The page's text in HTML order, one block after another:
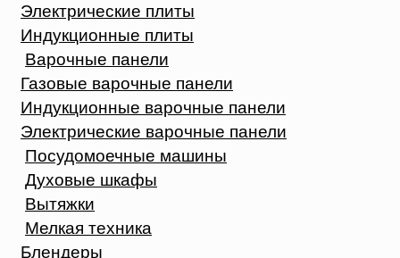
Электрические плиты
Индукционные плиты
Варочные панели
Газовые варочные панели
Индукционные варочные панели
Электрические варочные панели
Посудомоечные машины
Духовые шкафы
Вытяжки
Мелкая техника
Блендеры